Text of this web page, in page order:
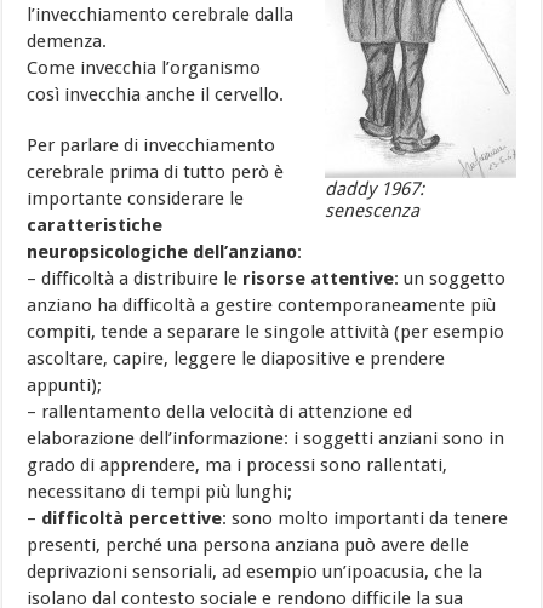
daddy 1967:
senescenza
l’invecchiamento cerebrale dalla
demenza.
Come invecchia l’organismo
così invecchia anche il cervello.
Per parlare di invecchiamento
cerebrale prima di tutto però è
importante considerare le
caratteristiche
neuropsicologiche dell’anziano:
– difficoltà a distribuire le risorse attentive: un soggetto
anziano ha difficoltà a gestire contemporaneamente più
compiti, tende a separare le singole attività (per esempio
ascoltare, capire, leggere le diapositive e prendere
appunti);
– rallentamento della velocità di attenzione ed
elaborazione dell’informazione: i soggetti anziani sono in
grado di apprendere, ma i processi sono rallentati,
necessitano di tempi più lunghi;
– difficoltà percettive: sono molto importanti da tenere
presenti, perché una persona anziana può avere delle
deprivazioni sensoriali, ad esempio un’ipoacusia, che la
isolano dal contesto sociale e rendono difficile la sua